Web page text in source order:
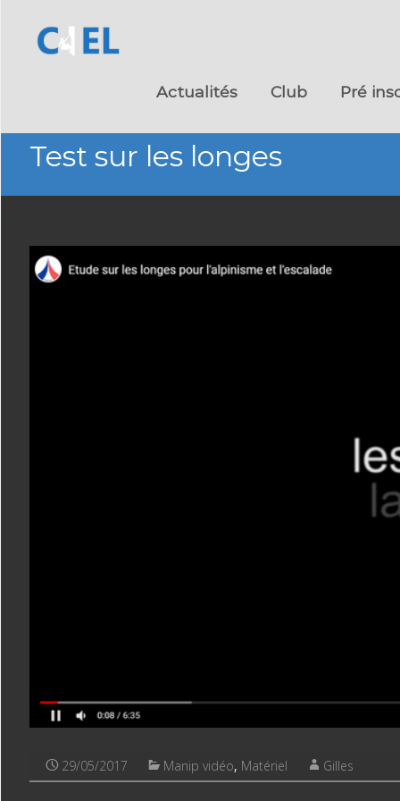
Actualités Club Pré
Test sur les longes
29/05/2017 Manip vidéo, Matériel Gilles